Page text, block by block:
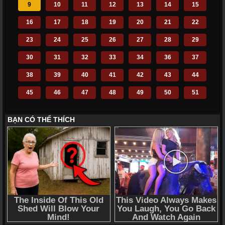
9 10 11 12 13 14 15
16 17 18 19 20 21 22
23 24 25 26 27 28 29
30 31 32 33 34 36 37
38 39 40 41 42 43 44
45 46 47 48 49 50 51
59 60 61 62 63 64 65
66 67 68 69 70 71 72
110 111 112 113 114 115 116
117 118 119 120 121 122 123
124 125 126 127 128 129 130
132 135 136 137